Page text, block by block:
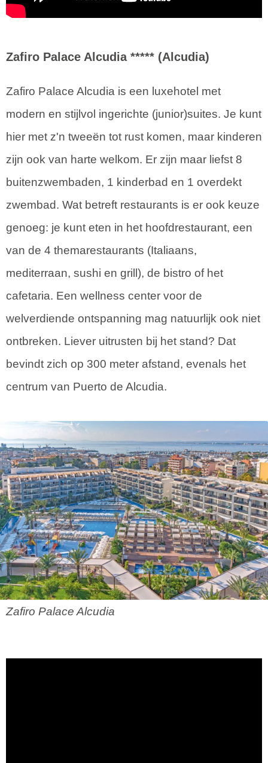
Zafiro Palace Alcudia ***** (Alcudia)
Zafiro Palace Alcudia is een luxehotel met
modern en stijlvol ingerichte (junior)suites. Je kunt
hier met z'n tweeën tot rust komen, maar kinderen
zijn ook van harte welkom. Er zijn maar liefst 8
buitenzwembaden, 1 kinderbad en 1 overdekt
zwembad. Wat betreft restaurants is er ook keuze
genoeg: je kunt eten in het hoofdrestaurant, een
van de 4 themarestaurants (Italiaans,
mediterraan, sushi en grill), de bistro of het
cafetaria. Een wellness center voor de
welverdiende ontspanning mag natuurlijk ook niet
ontbreken. Liever uitrusten bij het stand? Dat
bevindt zich op 300 meter afstand, evenals het
centrum van Puerto de Alcudia.
Zafiro Palace Alcudia